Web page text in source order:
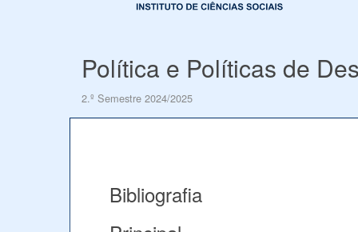
Política e Políticas de
2.º Semestre 2024/2025
Bibliografia